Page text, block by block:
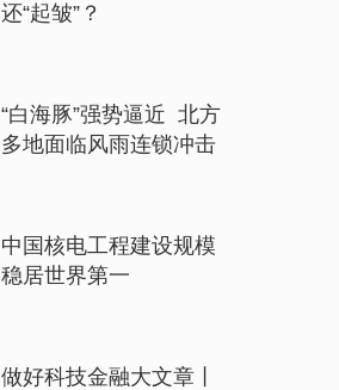
还“起皱”？
“白海豚”强势逼近 北方
多地面临风雨连锁冲击
中国核电工程建设规模
稳居世界第一
做好科技金融大文章丨